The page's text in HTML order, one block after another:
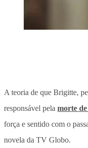
A teoria de que Brigitte,
responsável pela morte
força e sentido com o
novela da TV Globo.